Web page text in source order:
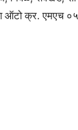
ऑटो क्र. एमएच